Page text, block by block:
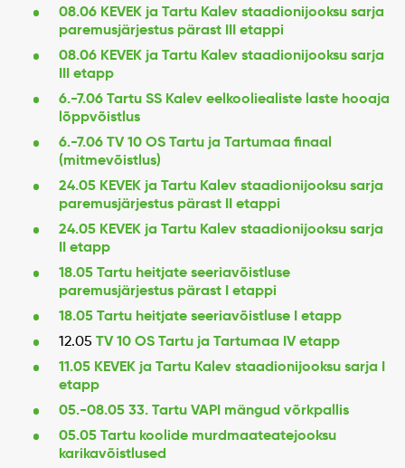
08.06 KEVEK ja Tartu Kalev staadionijooksu sarja
paremusjärjestus pärast III etappi
08.06 KEVEK ja Tartu Kalev staadionijooksu sarja
III etapp
6.-7.06 Tartu SS Kalev eelkooliealiste laste hooaja
lõppvõistlus
6.-7.06 TV 10 OS Tartu ja Tartumaa finaal
(mitmevõistlus)
24.05 KEVEK ja Tartu Kalev staadionijooksu sarja
paremusjärjestus pärast II etappi
24.05 KEVEK ja Tartu Kalev staadionijooksu sarja
II etapp
18.05 Tartu heitjate seeriavõistluse
paremusjärjestus pärast I etappi
18.05 Tartu heitjateseeriavõistluse I etapp
12.05TV 10 OS Tartu ja Tartumaa IV etapp
11.05 KEVEK ja Tartu Kalev staadionijooksu sarja I
etapp
05.-08.05 33. Tartu VAPI mängud võrkpallis
05.05 Tartu koolide murdmaateatejooksu
karikavõistlused